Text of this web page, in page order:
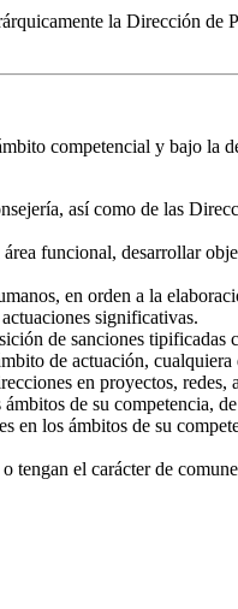
la Dirección de
competencial y bajo
así como de las
funcional, desarrollar
en orden a la
significativas.
de sanciones tipificadas
de actuación, cualquiera
en proyectos,
de su competencia,
los ámbitos de su
el carácter de